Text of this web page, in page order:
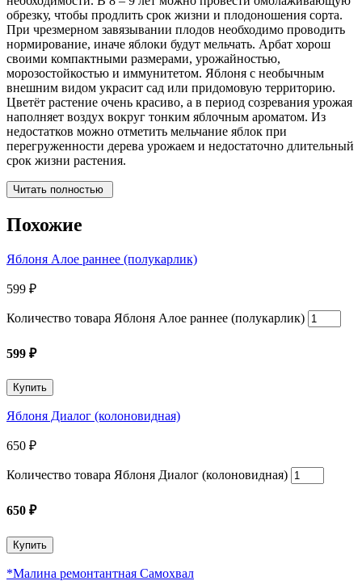
обрезку, чтобы продлить срок жизни и плодоношения сорта.
При чрезмерном завязывании плодов необходимо проводить
нормирование, иначе яблоки будут мельчать. Арбат хорош
своими компактными размерами, урожайностью,
морозостойкостью и иммунитетом. Яблоня с необычным
внешним видом украсит сад или придомовую территорию.
Цветёт растение очень красиво, а в период созревания урожая
наполняет воздух вокруг тонким яблочным ароматом. Из
недостатков можно отметить мельчание яблок при
перегруженности дерева урожаем и недостаточно длительный
срок жизни растения.
Читать полностью
Похожие
Яблоня Алое раннее (полукарлик)
599 ₽
Количество товара Яблоня Алое раннее (полукарлик)
599 ₽
Купить
Яблоня Диалог (колоновидная)
650 ₽
Количество товара Яблоня Диалог (колоновидная)
650 ₽
Купить
*Малина ремонтантная Самохвал